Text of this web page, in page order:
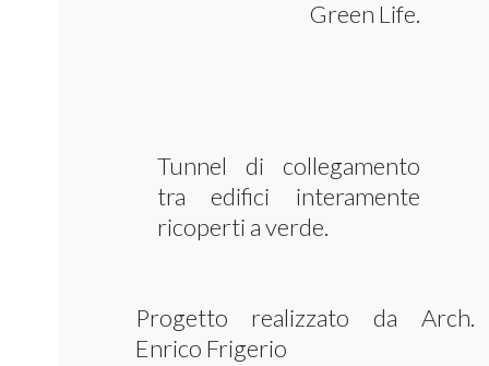
Green Life.
Tunnel di collegamento
tra edifici interamente
ricoperti a verde.
Progetto realizzato da Arch.
Enrico Frigerio